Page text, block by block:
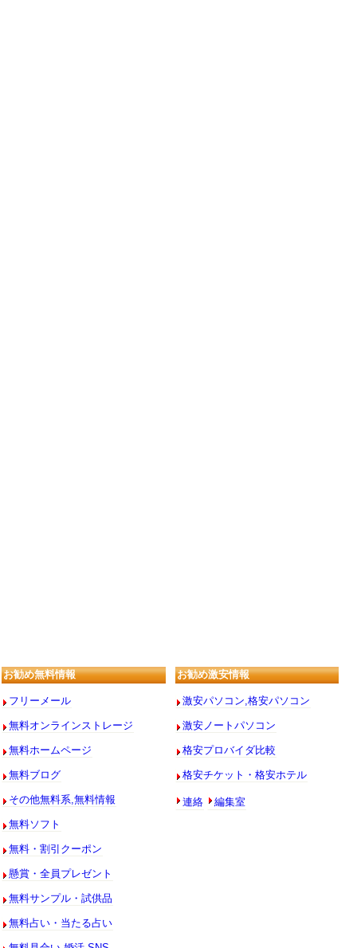
お勧め無料情報
フリーメール
無料オンラインストレージ
無料ホームページ
無料ブログ
その他無料系,無料情報
無料ソフト
無料・割引クーポン
懸賞・全員プレゼント
無料サンプル・試供品
無料占い・当たる占い
お勧め激安情報
激安パソコン,格安パソコン
激安ノートパソコン
格安プロバイダ比較
格安チケット・格安ホテル
連絡 編集室